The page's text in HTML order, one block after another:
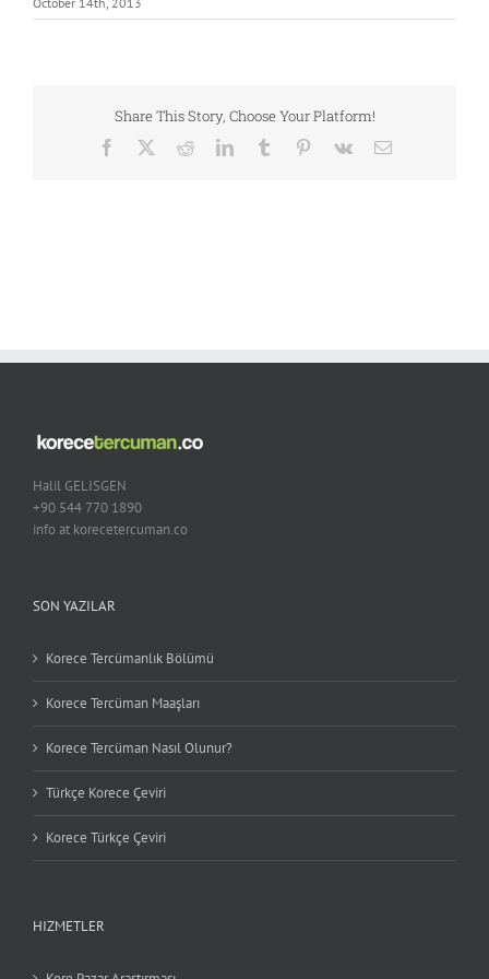
Share This Story, Choose Your Platform!
Facebook RedditLinkedInTumblr Pinterest
Vk Email
Halil GELISGEN
+90 544 770 1890
info at korecetercuman.co
SON YAZILAR
Korece Tercümanlık Bölümü
Korece Tercüman Maaşları
Korece Tercüman Nasıl Olunur?
Türkçe Korece Çeviri
Korece Türkçe Çeviri
HIZMETLER